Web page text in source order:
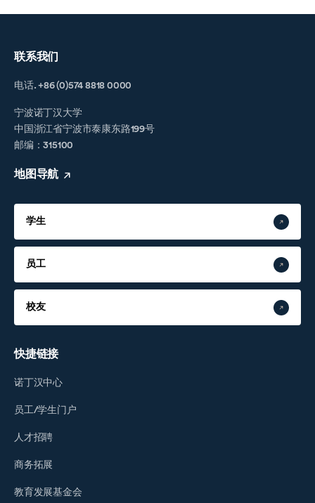
联系我们
电话. +86 (0)574 8818 0000
宁波诺丁汉大学
中国浙江省宁波市泰康东路199号
邮编：315100
地图导航
学生
员工
校友
快捷链接
诺丁汉中心
员工/学生门户
人才招聘
商务拓展
教育发展基金会